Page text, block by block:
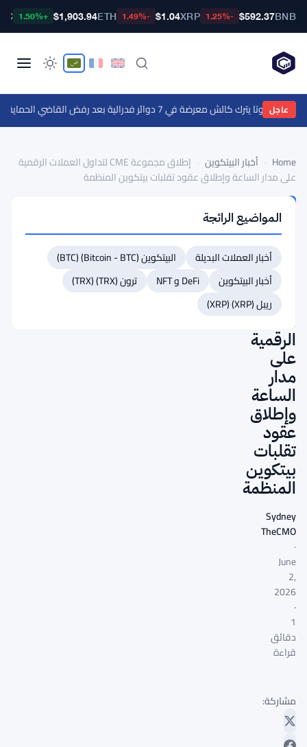
BNB
$592.37
-1.25%
XRP
$1.04
-1.49%
ETH
$1,903.94
+1.50%
عاجل
يترك كالش معرضة في 7 دوائر فدرالية بعد رفض القاضي الحماية الفدرالية
Home أخبار البيتكوين
إطلاق مجموعة CME لتداول العملات الرقمية
على مدار الساعة وإطلاق عقود تقلبات بيتكوين المنظمة
البيتكوين
إطلاق
مجموعة
CME
لتداول
العملات
الرقمية
على
مدار
الساعة
وإطلاق
عقود
تقلبات
بيتكوين
المنظمة
Sydney
TheCMO
·
June
2,
2026
·
1
دقائق
قراءة
مشاركة:
المواضيع الرائجة
أخبار العملات البديلة
البيتكوين (Bitcoin - BTC) (BTC)
أخبار البيتكوين
DeFi و NFT
ترون (TRX) (TRX)
ريبل (XRP) (XRP)